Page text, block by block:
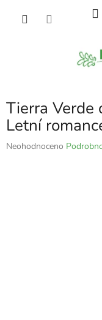
Tierra Verde
Letní
Průměrné
Neohodnoceno